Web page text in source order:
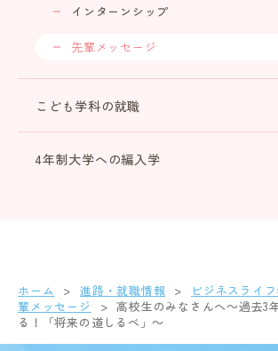
インターンシップ
先輩メッセージ
こども学科の就職
4年制大学への編入学
ホーム 進路・就職情報 ビジネスライ
輩メッセージ
高校生のみなさんへ～過去3
る！
「将来の道しるべ」～